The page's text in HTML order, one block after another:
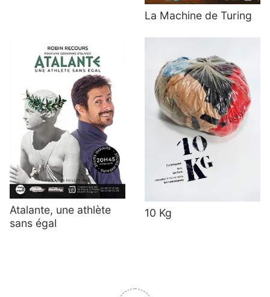
La Machine de Turing
Atalante, une athlète
sans égal
10 Kg